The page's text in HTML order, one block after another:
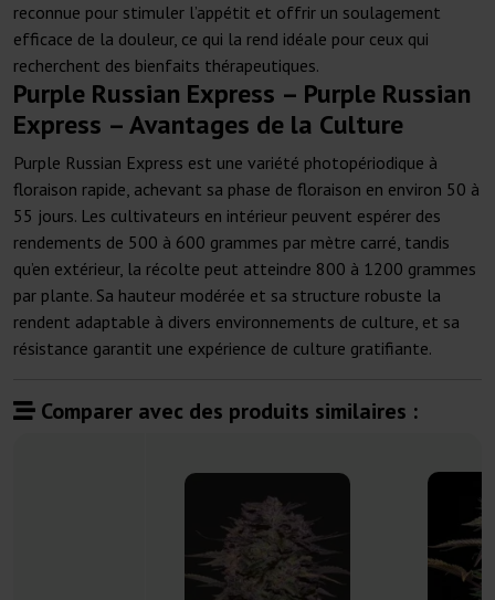
reconnue pour stimuler l’appétit et offrir un soulagement
efficace de la douleur, ce qui la rend idéale pour ceux qui
recherchent des bienfaits thérapeutiques.
Purple Russian Express – Purple Russian
Express – Avantages de la Culture
Purple Russian Express est une variété photopériodique à
floraison rapide, achevant sa phase de floraison en environ 50 à
55 jours. Les cultivateurs en intérieur peuvent espérer des
rendements de 500 à 600 grammes par mètre carré, tandis
qu’en extérieur, la récolte peut atteindre 800 à 1200 grammes
par plante. Sa hauteur modérée et sa structure robuste la
rendent adaptable à divers environnements de culture, et sa
résistance garantit une expérience de culture gratifiante.
Comparer avec des produits similaires :